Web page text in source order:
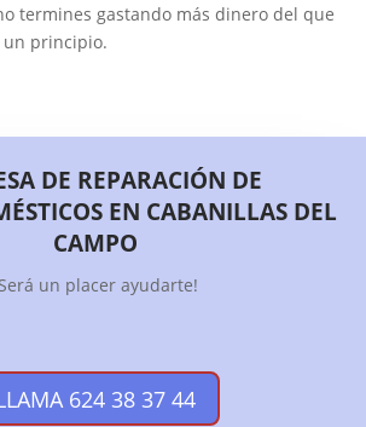
termines gastando más dinero del que
un principio.
DE REPARACIÓN DE
EN CABANILLAS DEL
CAMPO
un placer ayudarte!
624 38 37 44